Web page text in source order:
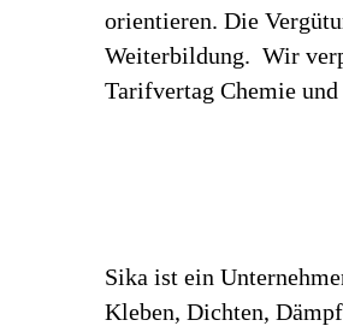
orientieren. Die
Weiterbildung. Wir
Tarifvertag Chemie
Sika ist ein
Kleben, Dichten,